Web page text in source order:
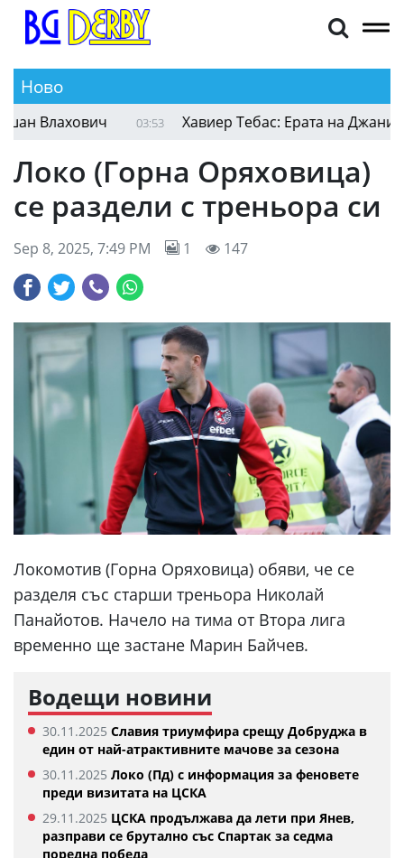
Ново
Влахович Хавиер Тебас: Ерата на Джани
Локо (Горна Оряховица)
се раздели с треньора си
Sep 8, 2025, 7:49 PM 1 147
Локомотив (Горна Оряховица) обяви, че се
разделя със старши треньора Николай
Панайотов. Начело на тима от Втора лига
временно ще застане Марин Байчев.
Водещи новини
30.11.2025 Славия триумфира срещу Добруджа в
един от най-атрактивните мачове за сезона
30.11.2025 Локо (Пд) с информация за феновете
преди визитата на ЦСКА
29.11.2025 ЦСКА продължава да лети при Янев,
разправи се брутално със Спартак за седма
поредна победа